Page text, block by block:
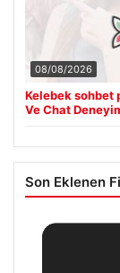
08/08/2026
Kelebek sohbet
Ve Chat
Son Eklenen